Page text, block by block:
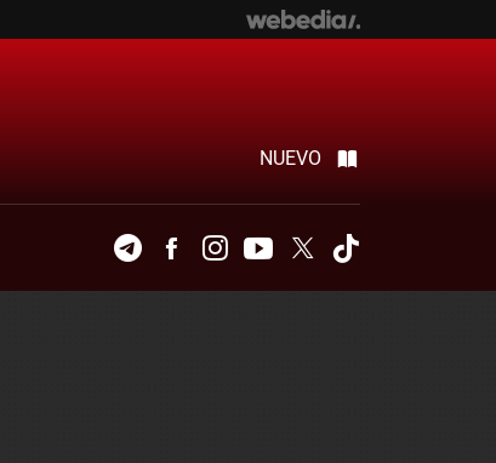
NUEVO
TelegramFacebookInstagramYoutubeTwitter